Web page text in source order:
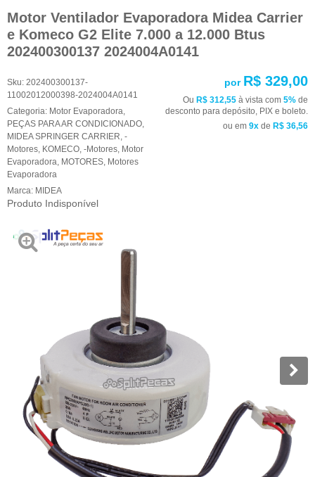
Motor Ventilador Evaporadora Midea Carrier
e Komeco G2 Elite 7.000 a 12.000 Btus
202400300137 2024004A0141
Sku: 202400300137-
11002012000398-2024004A0141
Categoria: Motor Evaporadora
PEÇAS PARA AR CONDICIONADO
MIDEA SPRINGER CARRIER -
Motores KOMECO -Motores Motor
Evaporadora MOTORES Motores
Evaporadora
Marca: MIDEA
Produto Indisponível
por R$ 329,00
Ou R$ 312,55 à vista com 5% de
desconto para depósito, PIX e boleto.
ou em 9x de R$ 36,56